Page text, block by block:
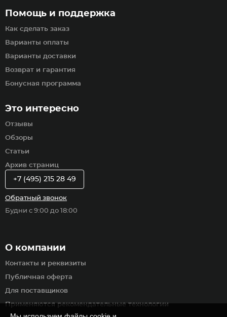
Помощь и поддержка
Как сделать заказ
Варианты оплаты
Варианты доставки
Возврат и гарантия
Бонусная программа
Это интересно
Отзывы
Обзоры
Статьи
Архив страниц
О компании
Контакты и реквизиты
Публичная оферта
Для поставщиков
Применяются рекомендательные технологии
+7 (495) 215 28 49
Обратный звонок
Будни с 9:00 до 18:00